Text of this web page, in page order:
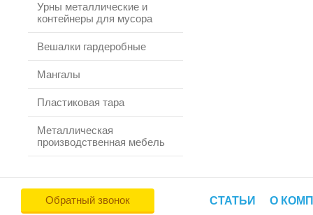
Урны металлические и
контейнеры для мусора
Вешалки гардеробные
Мангалы
Пластиковая тара
Металлическая
производственная мебель
Обратный звонок СТАТЬИ О